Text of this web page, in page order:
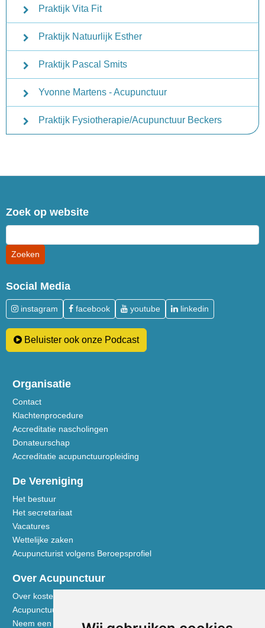
Praktijk Vita Fit
Praktijk Natuurlijk Esther
Praktijk Pascal Smits
Yvonne Martens - Acupunctuur
Praktijk Fysiotherapie/Acupunctuur Beckers
Zoek op website
Social Media
instagram facebook youtube linkedin
Beluister ook onze Podcast
Organisatie
Contact
Klachtenprocedure
Accreditatie nascholingen
Donateurschap
Accreditatie acupunctuuropleiding
De Vereniging
Het bestuur
Het secretariaat
Vacatures
Wettelijke zaken
Acupuncturist volgens Beroepsprofiel
Over Acupunctuur
Over kosten en vergoedingen
Acupunctuur toegelicht
Neem een kijkje in de praktijk